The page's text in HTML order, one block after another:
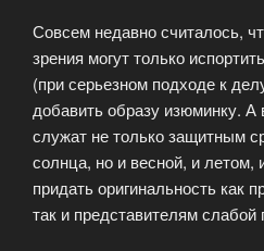
Совсем недавно считалось,
зрения могут только
(при серьезном подходе к
добавить образу изюминку. А
служат не только защитным
солнца, но и весной, и летом,
придать оригинальность как
так и представителям